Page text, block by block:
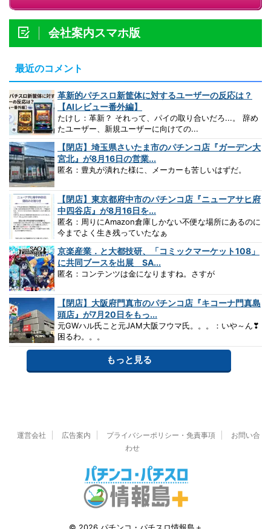
会社案内スマホ版
最近のコメント
革新的パチスロ新筐体に対するユーザーの反応は？
【AIレビュー番外編】
たけし：革新？ それって、パイの取り合いだろ...。 辞め
たユーザー、新規ユーザーに向けての...
【閉店】埼玉県さいたま市のパチンコ店『ガーデン大
宮北』が8月16日の営業...
匿名：豊丸が潰れた様に、メーカーも苦しいはずだ。
【閉店】東京都府中市のパチンコ店『ニューアサヒ府
中四谷店』が8月16日を...
匿名：周りにAmazon倉庫しかない不便な場所にあるのに
今までよく生き残っていたなぁ
京楽産業．と大都技研、「コミックマーケット108」
に共同ブースを出展 SA...
匿名：コンテンツは金になりますね。さすが
【閉店】大阪府門真市のパチンコ店『キコーナ門真島
頭店』が7月20日をもっ...
元GWハル氏こと元JAM大阪フウマ氏。。。：いや～ん❣
困るわ。。。
もっと見る
運営会社 広告案内 プライバシーポリシー・免責事項
お問い合
わせ